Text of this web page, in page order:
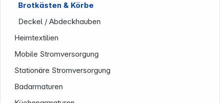
Brotkästen & Körbe
Deckel / Abdeckhauben
Heimtextilien
Mobile Stromversorgung
Stationäre Stromversorgung
Badarmaturen